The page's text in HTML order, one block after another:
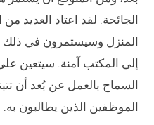
الجائحة. لقد اعتاد العديد
المنزل وسيستمرون في ذلك
إلى المكتب آمنة. سيتعين
السماح بالعمل عن بُعد أن
الموظفين الذين يطالبون به.